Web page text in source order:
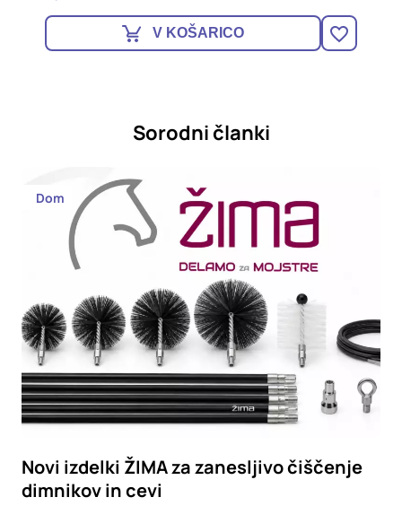
V KOŠARICO
Sorodni članki
Dom
Novi izdelki ŽIMA za zanesljivo čiščenje
dimnikov in cevi